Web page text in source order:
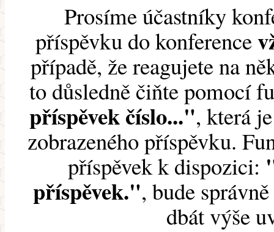
Prosíme účastníky
příspěvku do konference
případě, že reagujete na
to důsledně čiňte pomocí
příspěvek číslo...", která
zobrazeného příspěvku.
příspěvek k dispozici:
příspěvek.", bude
dbát výše